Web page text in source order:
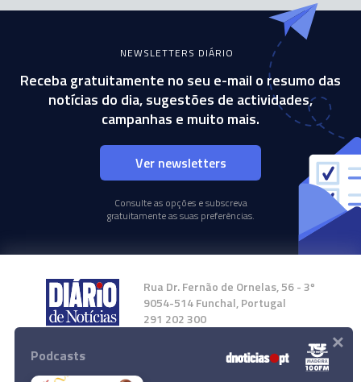
NEWSLETTERS DIÁRIO
Receba gratuitamente no seu e-mail o resumo das
notícias do dia, sugestões de actividades,
campanhas e muito mais.
Ver newsletters
Consulte as opções e subscreva
gratuitamente as suas preferências.
Rua Dr. Fernão de Ornelas, 56 - 3º
9054-514 Funchal, Portugal
291 202 300
Instale a nossa App
Podcasts ×